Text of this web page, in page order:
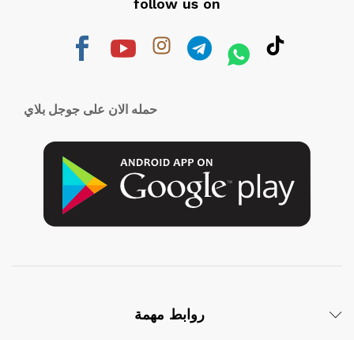
follow us on
حمله الان على جوجل بلاي
روابط مهمة